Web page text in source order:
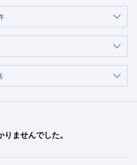
ませんでした。